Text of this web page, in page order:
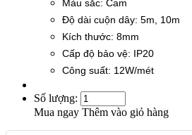
Màu sắc: Cam
Độ dài cuộn dây: 5m, 10m
Kích thước: 8mm
Cấp độ bảo vệ: IP20
Công suất: 12W/mét
Số lượng:
Mua ngay Thêm vào giỏ hàng